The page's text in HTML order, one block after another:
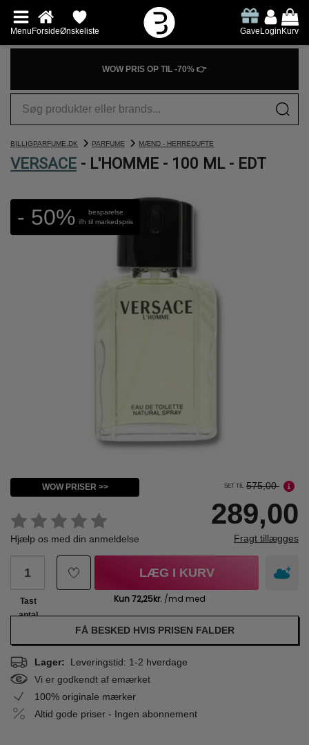
MenuForsideØnskeliste GaveLoginKurv
WOW PRIS OP TIL -70% 👉
BILLIGPARFUME.DK PARFUME MÆND - HERREDUFTE
VERSACE - L'HOMME - 100 ML - EDT
- 50%
besparelse
ifh til markedspris
WOW PRISER >>
Hjælp os med din anmeldelse
SET TIL 575,00
289,00
Fragt tillægges
Tast
antal
LÆG I KURV
FÅ BESKED HVIS PRISEN FALDER
Lager: Leveringstid: 1-2 hverdage
Vi er godkendt af emærket
100% originale mærker
Altid gode priser - Ingen abonnement